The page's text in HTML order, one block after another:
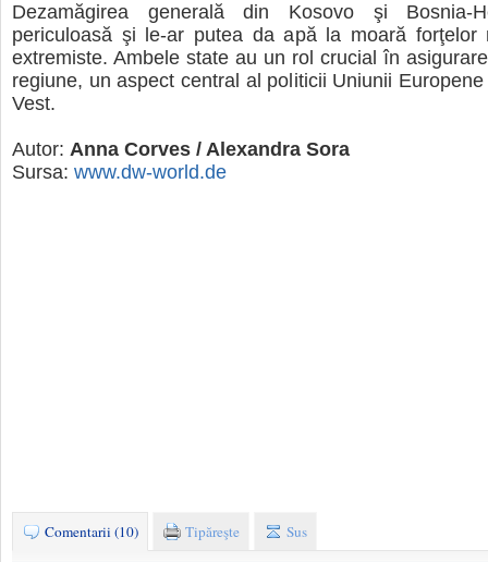
Dezamăgirea generală din Kosovo şi Bosnia-
periculoasă şi le-ar putea da apă la moară forţelor
extremiste. Ambele state au un rol crucial în
regiune, un aspect central al politicii Uniunii
Vest.
Autor: Anna Corves / Alexandra Sora
Sursa: www.dw-world.de
Comentarii (10) Tipăreşte Sus